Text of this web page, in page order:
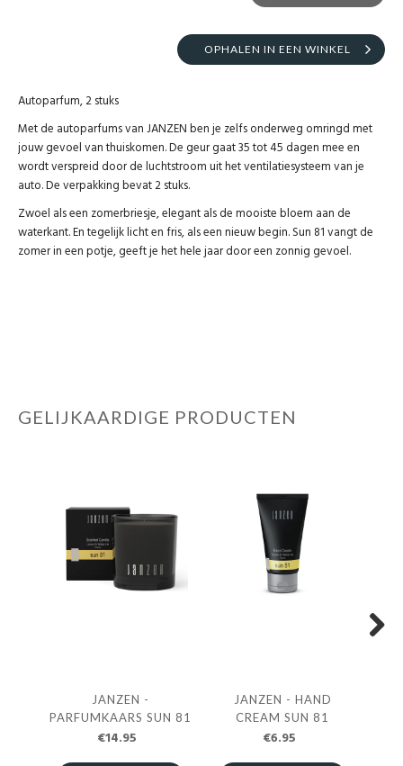
OPHALEN IN EEN WINKEL
Autoparfum, 2 stuks
Met de autoparfums van JANZEN ben je zelfs onderweg omringd met
jouw gevoel van thuiskomen. De geur gaat 35 tot 45 dagen mee en
wordt verspreid door de luchtstroom uit het ventilatiesysteem van je
auto. De verpakking bevat 2 stuks.
Zwoel als een zomerbriesje, elegant als de mooiste bloem aan de
waterkant. En tegelijk licht en fris, als een nieuw begin. Sun 81 vangt de
zomer in een potje, geeft je het hele jaar door een zonnig gevoel.
GELIJKAARDIGE PRODUCTEN
JANZEN -
PARFUMKAARS SUN 81
€14.95
JANZEN - HAND
CREAM SUN 81
€6.95